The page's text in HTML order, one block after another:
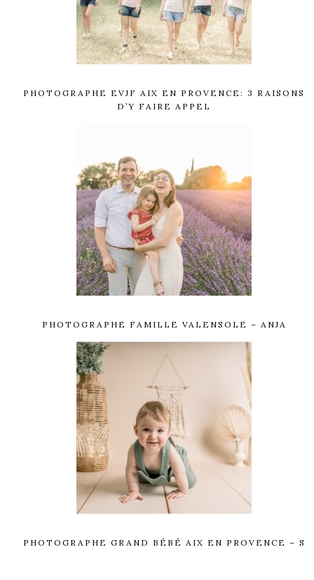
PHOTOGRAPHE EVJF AIX EN PROVENCE: 3 RAISONS
D’Y FAIRE APPEL
PHOTOGRAPHE FAMILLE VALENSOLE – ANJA
PHOTOGRAPHE GRAND BÉBÉ AIX EN PROVENCE – S